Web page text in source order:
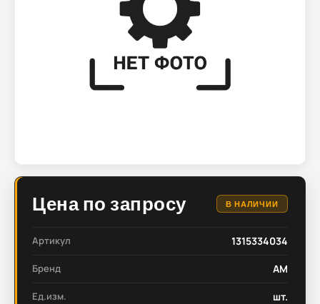
Цена по запросу В НАЛИЧИИ
Артикул 1315334034
Бренд AM
Ед.изм. шт.